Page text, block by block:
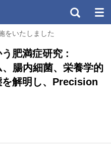
をいたしました
肥満症研究 :
腸内細菌、栄養学的
解明し、Precision